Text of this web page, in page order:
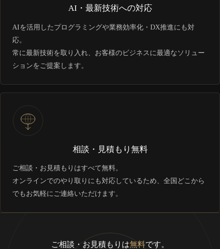
AI・最新技術への対応
AIを活用したプログラミングや業務効率化・DX推進にも対
応。
常に最新技術を取り入れ、お客様のビジネスに最適なソリュー
ションをご提案します。
相談・見積もり無料
ご相談・お見積もりはすべて無料。
オンラインでのやり取りにも対応しているため、全国どこから
でもお気軽にご連絡いただけます。
ご相談・お見積もりは無料です。